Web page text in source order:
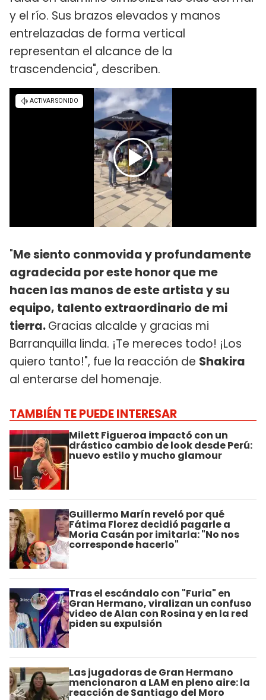
y el río. Sus brazos elevados y manos
entrelazadas de forma vertical
representan el alcance de la
trascendencia", describen.
"Me siento conmovida y profundamente
agradecida por este honor que me
hacen las manos de este artista y su
equipo, talento extraordinario de mi
tierra.Gracias alcalde y gracias mi
Barranquilla linda. ¡Te mereces todo! ¡Los
quiero tanto!", fue la reacción de Shakira
al enterarse del homenaje.
TAMBIÉN TE PUEDE INTERESAR
Milett Figueroa impactó con un
drástico cambio de look desde Perú:
nuevo estilo y mucho glamour
Guillermo Marín reveló por qué
Fátima Florez decidió pagarle a
Moria Casán por imitarla: "No nos
corresponde hacerlo"
Tras el escándalo con "Furia" en
Gran Hermano, viralizan un confuso
video de Alan con Rosina y en la red
piden su expulsión
Las jugadoras de Gran Hermano
mencionaron a LAM en pleno aire: la
reacción de Santiago del Moro